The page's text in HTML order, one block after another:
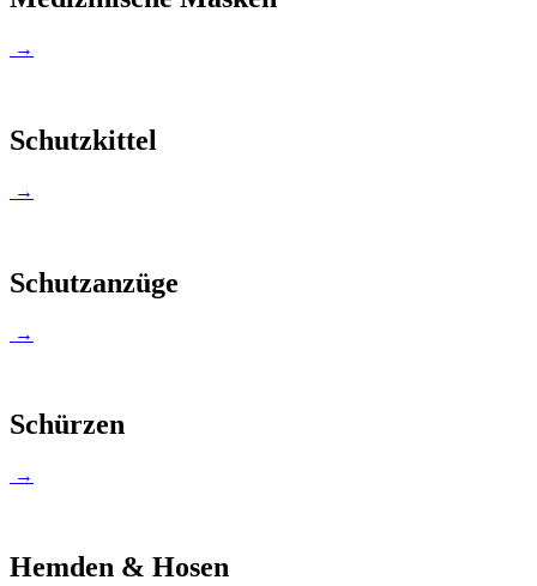
→
Schutzkittel
→
Schutzanzüge
→
Schürzen
→
Hemden & Hosen